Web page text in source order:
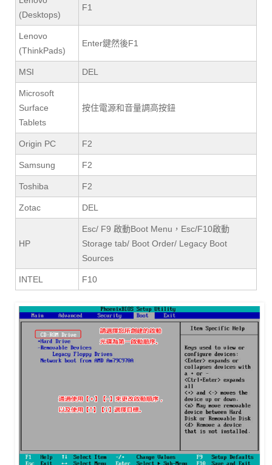
(Desktops)
F1
Lenovo
(ThinkPads)
Enter鍵然後F1
MSI DEL
Microsoft
Surface
Tablets
按住電源和音量調高按鈕
Origin PC F2
Samsung F2
Toshiba F2
Zotac DEL
HP
Esc/ F9 啟動Boot Menu，Esc/F10啟動
Storage tab/ Boot Order/ Legacy Boot
Sources
INTEL F10